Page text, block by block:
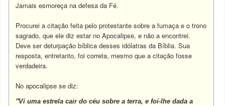
Jamais esmoreça na defesa da Fé.
Procurei a citação feita pelo protestante sobre a fumaça e o trono
sagrado, que ele diz estar no Apocalipse, e não a encontrei.
Deve ser deturpação bíblica desses idólatras da Bíblia. Sua
resposta, entretanto, foi correta, mesmo que a citação fosse
verdadeira.
No apocalipse se diz:
"Vi uma estrela cair do céu sobre a terra, e foi-lhe dada a